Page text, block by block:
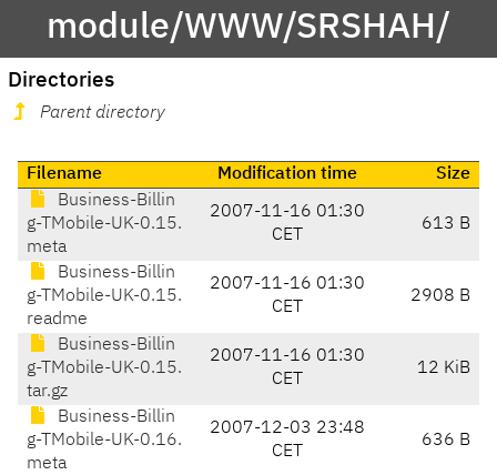
module/WWW/SRSHAH/
Directories
Parent directory
Filename Modification time
Size
Business-Billin
g-TMobile-UK-0.15.
meta
2007-11-16 01:30
CET
613 B
Business-Billin
g-TMobile-UK-0.15.
readme
2007-11-16 01:30
CET
2908 B
Business-Billin
g-TMobile-UK-0.15.
tar.gz
2007-11-16 01:30
CET
12 KiB
Business-Billin
g-TMobile-UK-0.16.
meta
2007-12-03 23:48
CET
636 B